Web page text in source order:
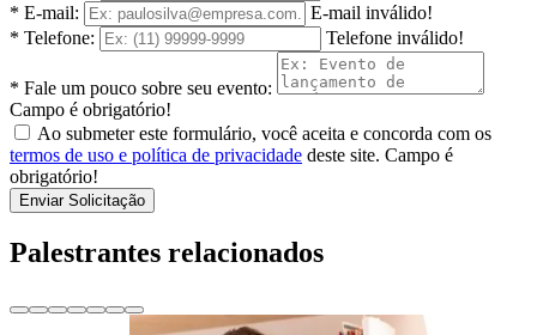
* E-mail:
E-mail inválido!
* Telefone:
Telefone inválido!
* Fale um pouco sobre seu evento:
Campo é obrigatório!
Ao submeter este formulário, você aceita e concorda com os
termos de uso e política de privacidade deste site. Campo é
obrigatório!
Enviar Solicitação
Palestrantes relacionados